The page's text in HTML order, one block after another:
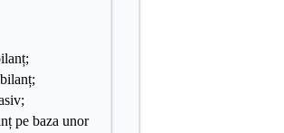
pe baza unor